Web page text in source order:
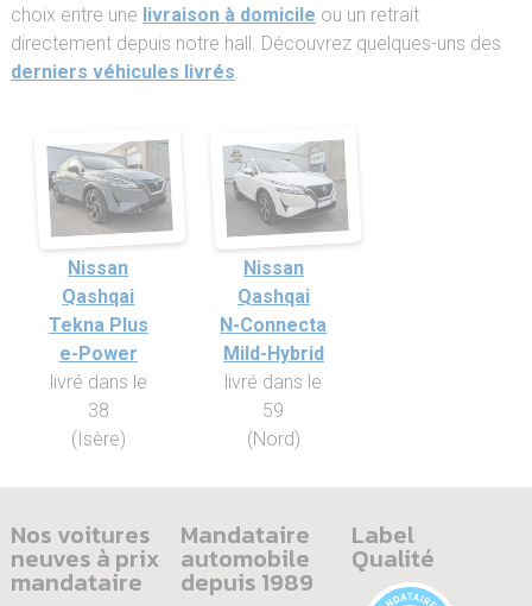
choix entre une livraison à domicile ou un retrait
directement depuis notre hall. Découvrez quelques-uns des
derniers véhicules livrés.
Nissan
Qashqai
Tekna Plus
e-Power
livré dans le
38
(Isère)
Nissan
Qashqai
N-Connecta
Mild-Hybrid
livré dans le
59
(Nord)
Nos voitures
neuves à prix
mandataire
Mandataire
automobile
depuis 1989
Label
Qualité